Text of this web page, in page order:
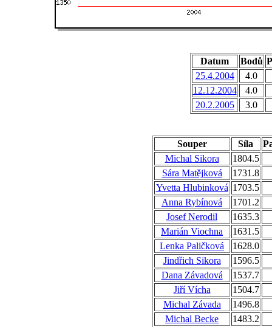
Datum Bodů
25.4.2004
4.0
12.12.2004
4.0
20.2.2005
3.0
Souper Síla
Michal Sikora
1804.5
Sára Matějková
1731.8
Yvetta Hlubinková 1703.5
Anna Rybínová
1701.2
Josef Nerodil
1635.3
Marián Viochna
1631.5
Lenka Paličková
1628.0
Jindřich Sikora
1596.5
Dana Závadová
1537.7
Jiří Vícha
1504.7
Michal Závada
1496.8
Michal Becke
1483.2